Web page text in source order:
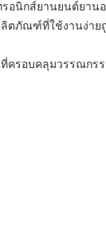
นิกส์ยานยนต์ยานอ
ภัณฑ์ที่ใช้งานง่าย
ครอบคลุมวรรณกร